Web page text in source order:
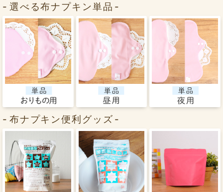
選べる布ナプキン単品
布ナプキン便利グッズ